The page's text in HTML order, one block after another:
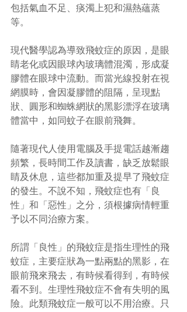
包括氣血不足、痰濁上犯和濕熱蘊蒸
等。
現代醫學認為導致飛蚊症的原因，是眼
睛老化或因眼球內玻璃體混濁，形成凝
膠體在眼球中流動。而當光線投射在視
網膜時，會因凝膠體的阻隔，呈現點
狀、圓形和蜘蛛網狀的黑影漂浮在玻璃
體當中，如同蚊子在眼前飛舞。
隨著現代人使用電腦及手提電話越漸趨
頻繁，長時間工作及讀書，缺乏放鬆眼
睛及休息，這些都加重及提早了飛蚊症
的發生。不說不知，飛蚊症也有「良
性」和「惡性」之分，須根據病情輕重
予以不同治療方案。
所謂「良性」的飛蚊症是指生理性的飛
蚊症，主要症狀為一點兩點的黑影，在
眼前飛來飛去，有時候看得到，有時候
看不到。生理性飛蚊症不會有失明的風
險。此類飛蚊症一般可以不用治療。只